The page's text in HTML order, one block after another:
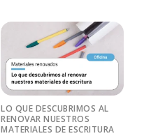
LO QUE DESCUBRIMOS AL
RENOVAR NUESTROS
MATERIALES DE ESCRITURA